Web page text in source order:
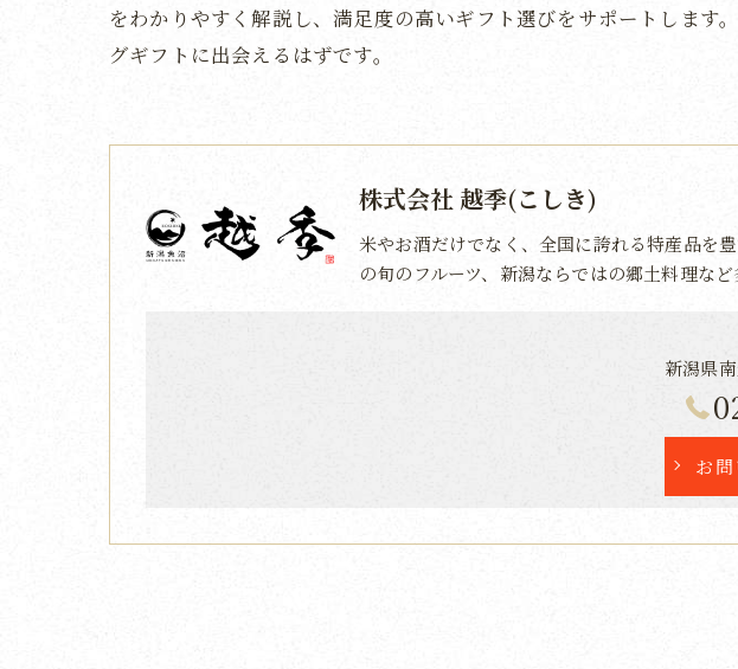
をわかりやすく解説し、満足度の高いギフト選びをサポートしま
グギフトに出会えるはずです。
株式会社 越季(こしき)
米やお酒だけでなく、全国に誇れる特産品を
の旬のフルーツ、新潟ならではの郷土料理な
新潟県
お